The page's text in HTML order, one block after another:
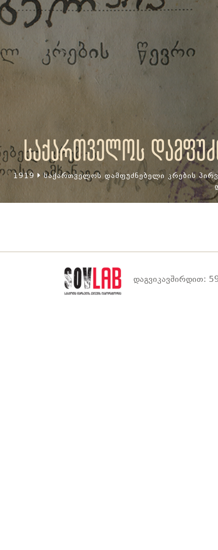
საქართველოს
1919
საქართველოს დამფუძნებელი კრების
დაგვიკავშირდით: